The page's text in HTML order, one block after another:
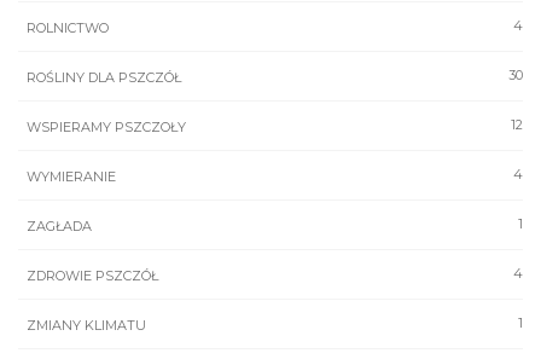
4
ROLNICTWO
30
ROŚLINY DLA PSZCZÓŁ
12
WSPIERAMY PSZCZOŁY
4
WYMIERANIE
1
ZAGŁADA
4
ZDROWIE PSZCZÓŁ
1
ZMIANY KLIMATU